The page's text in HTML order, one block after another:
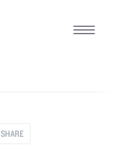
SHARE